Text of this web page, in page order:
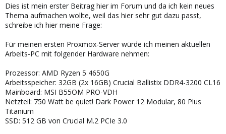
Dies ist mein erster Beitrag hier im Forum und da ich kein neues
Thema aufmachen wollte, weil das hier sehr gut dazu passt,
schreibe ich hier meine Frage:
Für meinen ersten Proxmox-Server würde ich meinen aktuellen
Arbeits-PC mit folgender Hardware nehmen:
Prozessor: AMD Ryzen 5 4650G
Arbeitsspeicher: 32GB (2x 16GB) Crucial Ballistix DDR4-3200 CL16
Mainboard: MSI B55OM PRO-VDH
Netzteil: 750 Watt be quiet! Dark Power 12 Modular, 80 Plus
Titanium
SSD: 512 GB von Crucial M.2 PCIe 3.0